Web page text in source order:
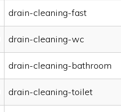
drain-cleaning-fast
drain-cleaning-wc
drain-cleaning-bathroom
drain-cleaning-toilet